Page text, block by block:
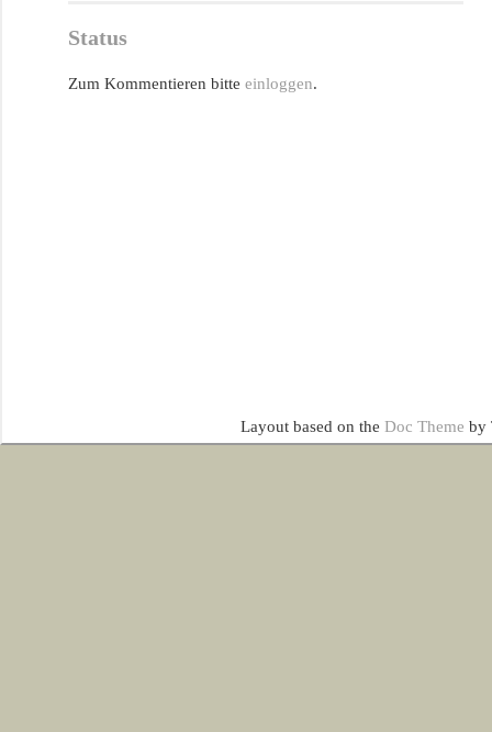
Status
Zum Kommentieren bitte einloggen.
Layout based on the Doc Theme by